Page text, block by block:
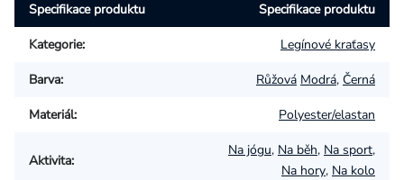
Specifikace produktu Specifikace produktu
Kategorie: Legínové kraťasy
Barva: Růžová Modrá, Černá
Materiál: Polyester/elastan
Aktivita:
Na jógu, Na běh, Na sport,
Na hory, Na kolo